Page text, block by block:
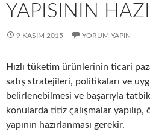
YAPISININ
9 KASIM 2015 YORUM YAPIN
Hızlı tüketim ürünlerinin ticari
satış stratejileri, politikaları ve
belirlenebilmesi ve başarıyla
konularda titiz çalışmalar
yapının hazırlanması gerekir.